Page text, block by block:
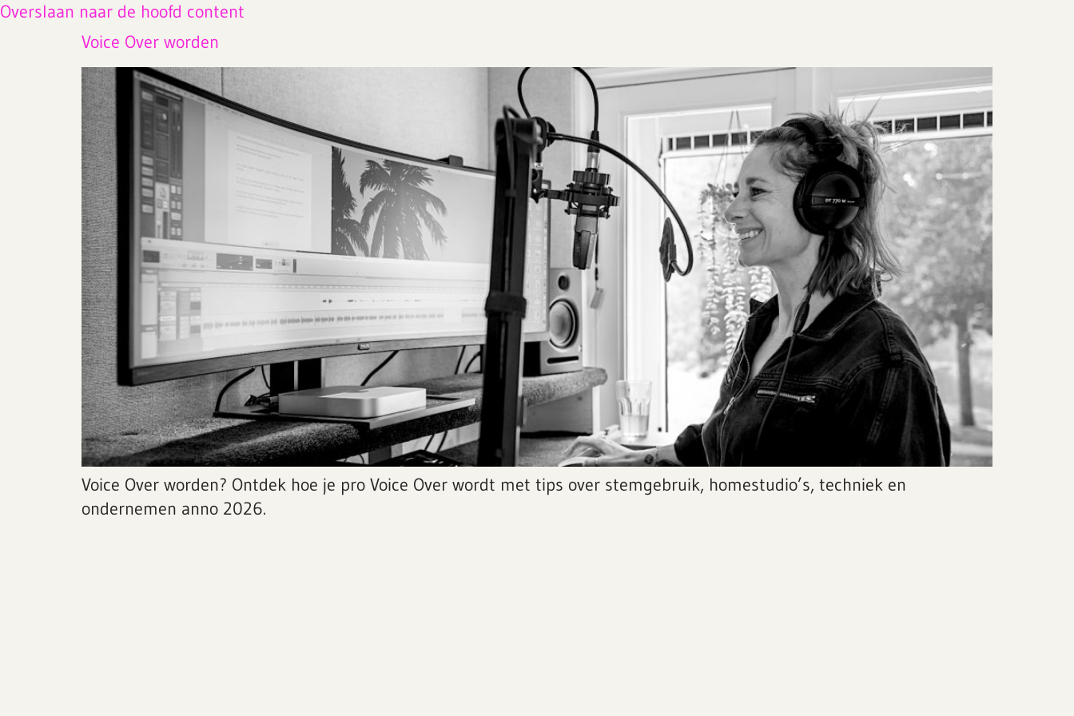
Overslaan naar de hoofd content
Voice Over worden
Voice Over worden? Ontdek hoe je pro Voice Over wordt met tips over stemgebruik, homestudio’s, techniek en
ondernemen anno 2026.